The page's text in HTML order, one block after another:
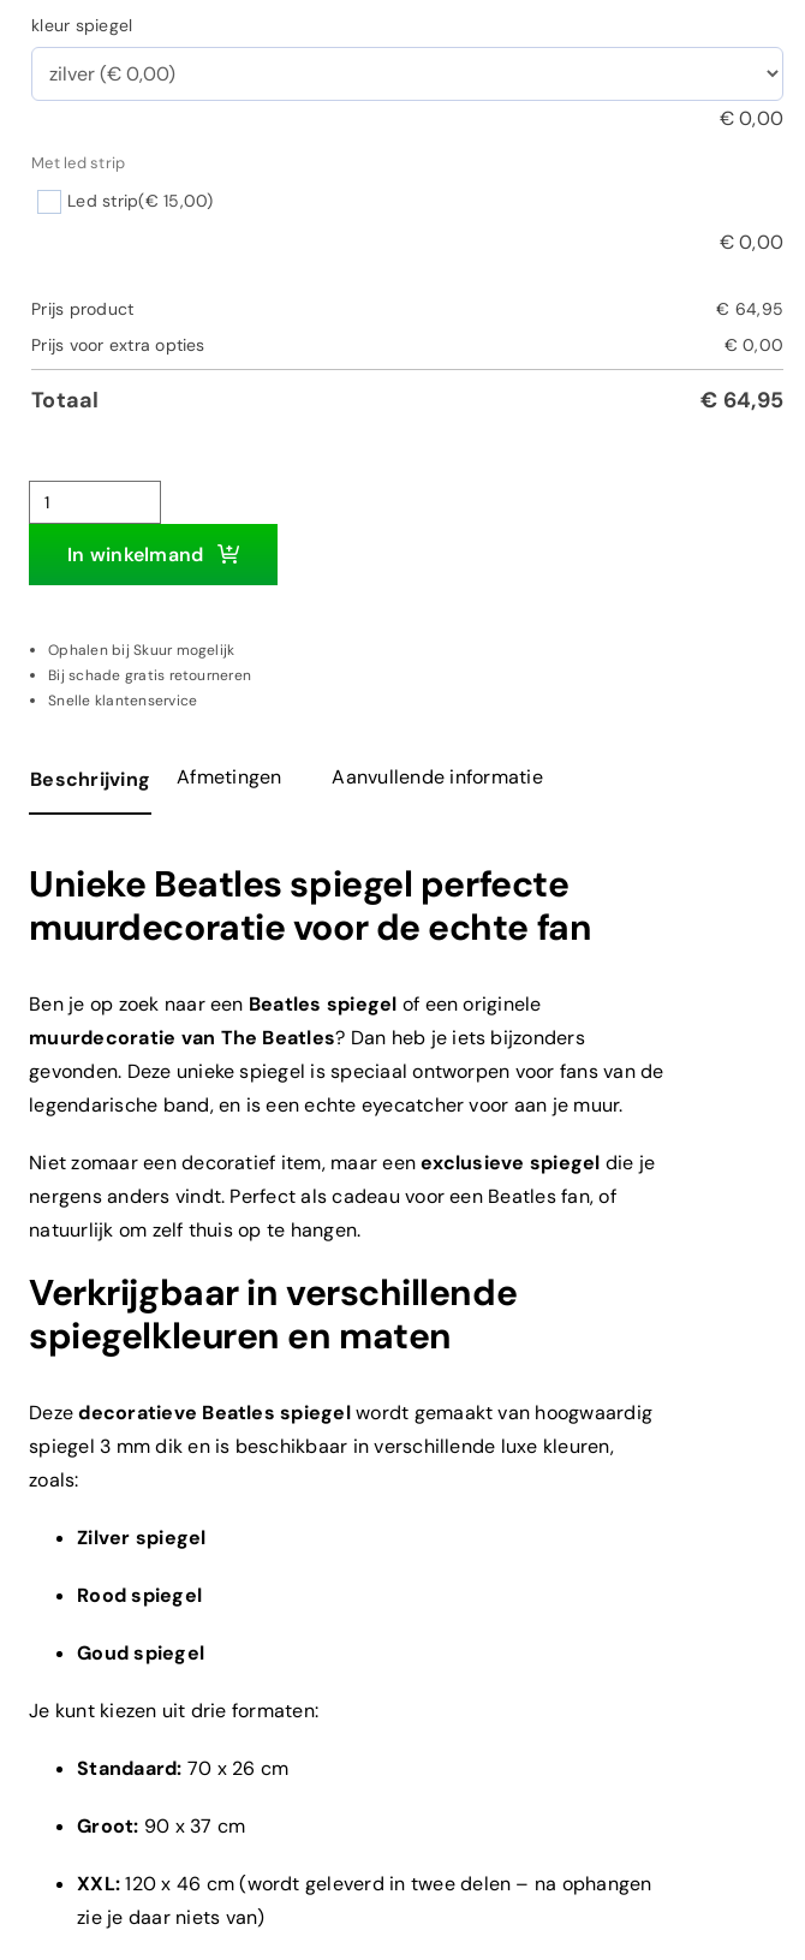
kleur spiegel
€0,00
Met led strip
Led strip(€ 15,00)
€0,00
Prijs product € 64,95
Prijs voor extra opties
€ 0,00
Totaal € 64,95
spiegel
Abby
aantal
In winkelmand
Ophalen bij Skuur mogelijk
Bij schade gratis retourneren
Snelle klantenservice
Beschrijving Afmetingen Aanvullende informatie
Unieke Beatles spiegel perfecte
muurdecoratie voor de echte fan
Ben je op zoek naar een Beatles spiegel of een originele
muurdecoratie van The Beatles? Dan heb je iets bijzonders
gevonden. Deze unieke spiegel is speciaal ontworpen voor fans van de
legendarische band, en is een echte eyecatcher voor aan je muur.
Niet zomaar een decoratief item, maar eenexclusieve spiegel die je
nergens anders vindt. Perfect als cadeau voor een Beatles fan, of
natuurlijk om zelf thuis op te hangen.
Verkrijgbaar in verschillende
spiegelkleuren en maten
Dezedecoratieve Beatlesspiegelwordt gemaakt van hoogwaardig
spiegel 3 mm dik en is beschikbaar in verschillende luxe kleuren,
zoals:
Zilver spiegel
Rood spiegel
Goud spiegel
Je kunt kiezen uit drie formaten:
Standaard: 70 x 26 cm
Groot: 90 x 37 cm
XXL:120 x 46 cm (wordt geleverd in twee delen – na ophangen
zie je daar niets van)